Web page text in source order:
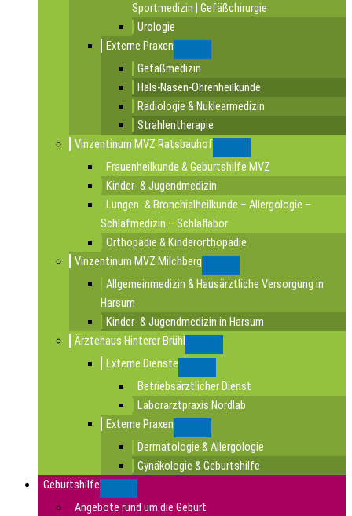
Sportmedizin | Gefäßchirurgie
Urologie
Externe Praxen
Gefäßmedizin
Hals-Nasen-Ohrenheilkunde
Radiologie & Nuklearmedizin
Strahlentherapie
Vinzentinum MVZ Ratsbauhof
Frauenheilkunde & Geburtshilfe MVZ
Kinder- & Jugendmedizin
Lungen- & Bronchialheilkunde – Allergologie –
Schlafmedizin – Schlaflabor
Orthopädie & Kinderorthopädie
Vinzentinum MVZ Milchberg
Allgemeinmedizin & Hausärztliche Versorgung in
Harsum
Kinder- & Jugendmedizin in Harsum
Ärztehaus Hinterer Brühl
Externe Dienste
Betriebsärztlicher Dienst
Laborarztpraxis Nordlab
Externe Praxen
Dermatologie & Allergologie
Gynäkologie & Geburtshilfe
Geburtshilfe
Angebote rund um die Geburt